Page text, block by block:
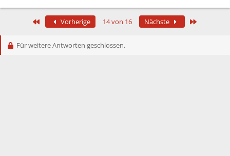
Erste Vorherige 14 von 16 Nächste
Für weitere Antworten geschlossen.